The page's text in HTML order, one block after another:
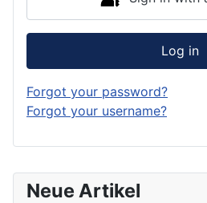
Neue Artikel
Log in
Forgot your password?
Forgot your username?